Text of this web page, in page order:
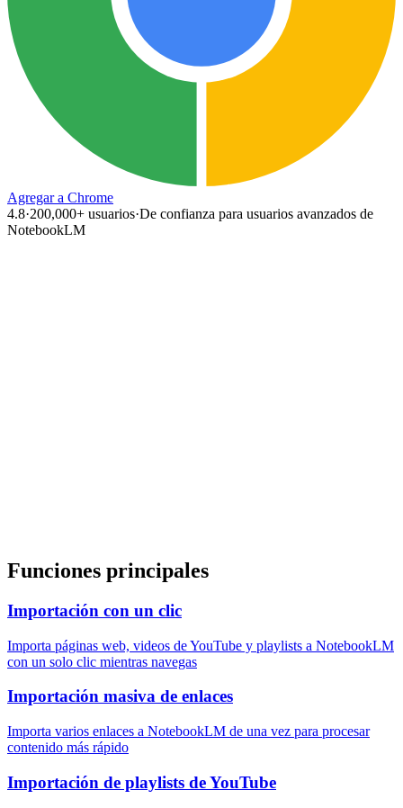
Agregar a Chrome
4.8·200,000+ usuarios·De confianza para usuarios avanzados de
NotebookLM
Funciones principales
Importación con un clic
Importa páginas web, videos de YouTube y playlists a NotebookLM
con un solo clic mientras navegas
Importación masiva de enlaces
Importa varios enlaces a NotebookLM de una vez para procesar
contenido más rápido
Importación de playlists de YouTube